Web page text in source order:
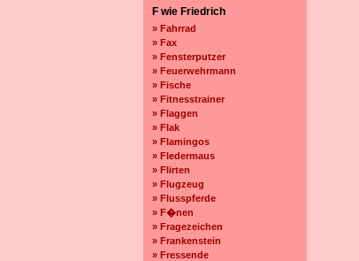
F wie Friedrich
» Fahrrad
» Fax
» Fensterputzer
» Feuerwehrmann
» Fische
» Fitnesstrainer
» Flaggen
» Flak
» Flamingos
» Fledermaus
» Flirten
» Flugzeug
» Flusspferde
» F�nen
» Fragezeichen
» Frankenstein
» Fressende